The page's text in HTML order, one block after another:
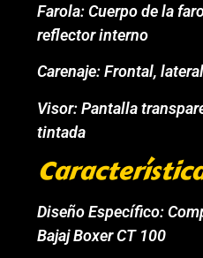
Farola: Cuerpo de la
reflector interno
Carenaje: Frontal,
Visor: Pantalla
tintada
Diseño Específico:
Bajaj Boxer CT 100